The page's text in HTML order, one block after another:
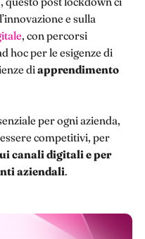
e sulla
, con percorsi
hoc per le esigenze di
diapprendimento
per ogni azienda,
competitivi, per
canali digitali e per
aziendali.